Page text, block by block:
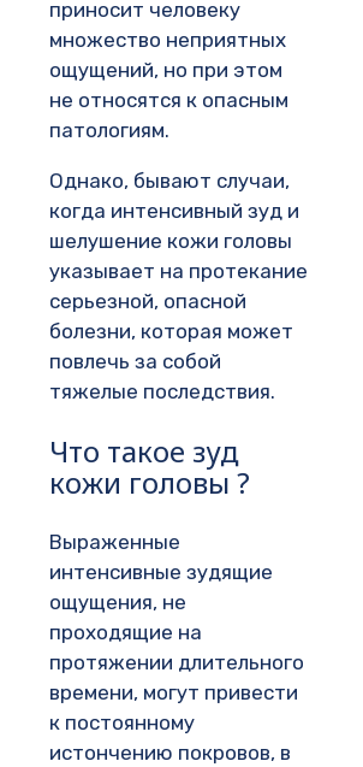
приносит человеку
множество неприятных
ощущений, но при этом
не относятся к опасным
патологиям.
Однако, бывают случаи,
когда интенсивный зуд и
шелушение кожи головы
указывает на протекание
серьезной, опасной
болезни, которая может
повлечь за собой
тяжелые последствия.
Что такое зуд
кожи головы ?
Выраженные
интенсивные зудящие
ощущения, не
проходящие на
протяжении длительного
времени, могут привести
к постоянному
истончению покровов, в